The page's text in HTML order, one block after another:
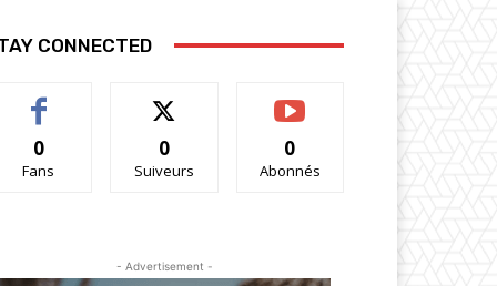
CONNECTED
0
Fans
0
Suiveurs
0
Abonnés
- Advertisement -